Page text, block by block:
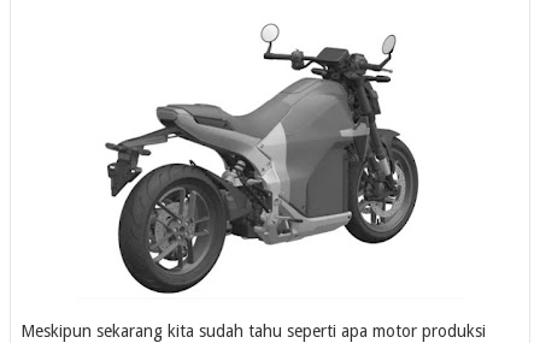
Meskipun sekarang kita sudah tahu seperti apa motor produksi